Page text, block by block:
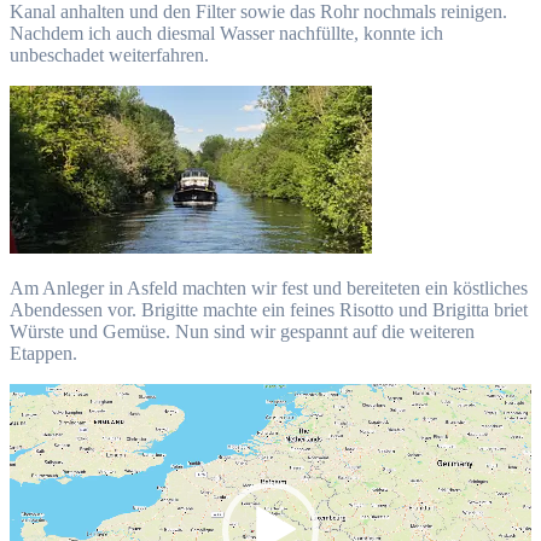
Kanal anhalten und den Filter sowie das Rohr nochmals reinigen.
Nachdem ich auch diesmal Wasser nachfüllte, konnte ich
unbeschadet weiterfahren.
Am Anleger in Asfeld machten wir fest und bereiteten ein köstliches
Abendessen vor. Brigitte machte ein feines Risotto und Brigitta briet
Würste und Gemüse. Nun sind wir gespannt auf die weiteren
Etappen.
Video-
Player